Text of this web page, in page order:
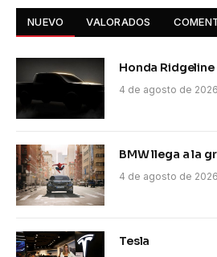
NUEVO VALORADOS
Honda Ridgeline
4 de agosto de 2026
BMW llega a la
4 de agosto de 2026
Tesla